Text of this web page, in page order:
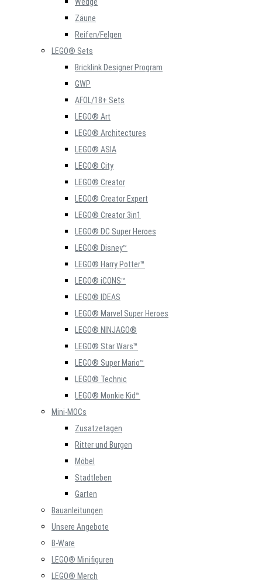
Zäune
Reifen/Felgen
LEGO® Sets
Bricklink Designer Program
GWP
AFOL/18+ Sets
LEGO® Art
LEGO® Architectures
LEGO® ASIA
LEGO® City
LEGO® Creator
LEGO® Creator Expert
LEGO® Creator 3in1
LEGO® DC Super Heroes
LEGO® Disney™
LEGO® Harry Potter™
LEGO® iCONS™
LEGO® IDEAS
LEGO® Marvel Super Heroes
LEGO® NINJAGO®
LEGO® Star Wars™
LEGO® Super Mario™
LEGO® Technic
LEGO® Monkie Kid™
Mini-MOCs
Zusatzetagen
Ritter und Burgen
Möbel
Stadtleben
Garten
Bauanleitungen
Unsere Angebote
B-Ware
LEGO® Minifiguren
LEGO® Merch